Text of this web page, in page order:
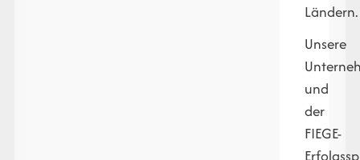
Ländern.
Unsere
und
der
FIEGE-